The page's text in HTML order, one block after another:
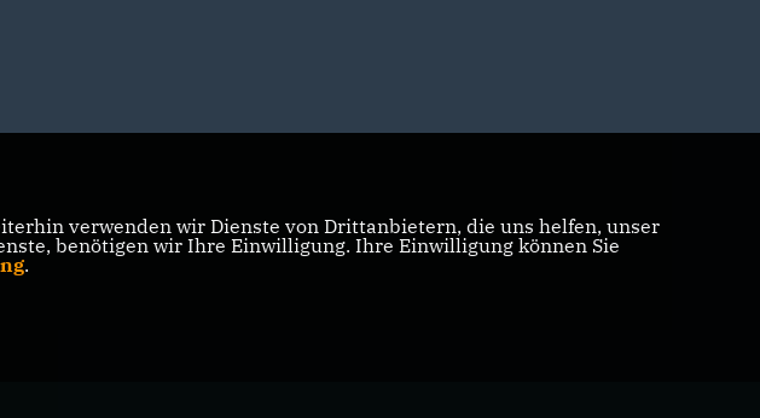
verwenden wir Dienste von Drittanbietern, die uns helfen, unser
benötigen wir Ihre Einwilligung. Ihre Einwilligung können Sie
.